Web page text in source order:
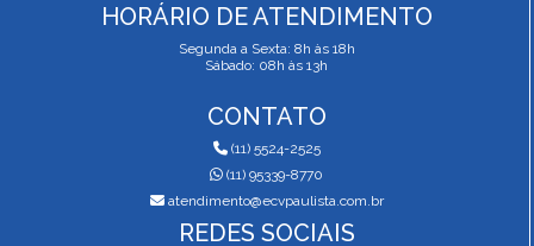
HORÁRIO DE ATENDIMENTO
Segunda a Sexta: 8h às 18h
Sábado: 08h às 13h
CONTATO
(11) 5524-2525
(11) 95339-8770
atendimento@ecvpaulista.com.br
REDES SOCIAIS